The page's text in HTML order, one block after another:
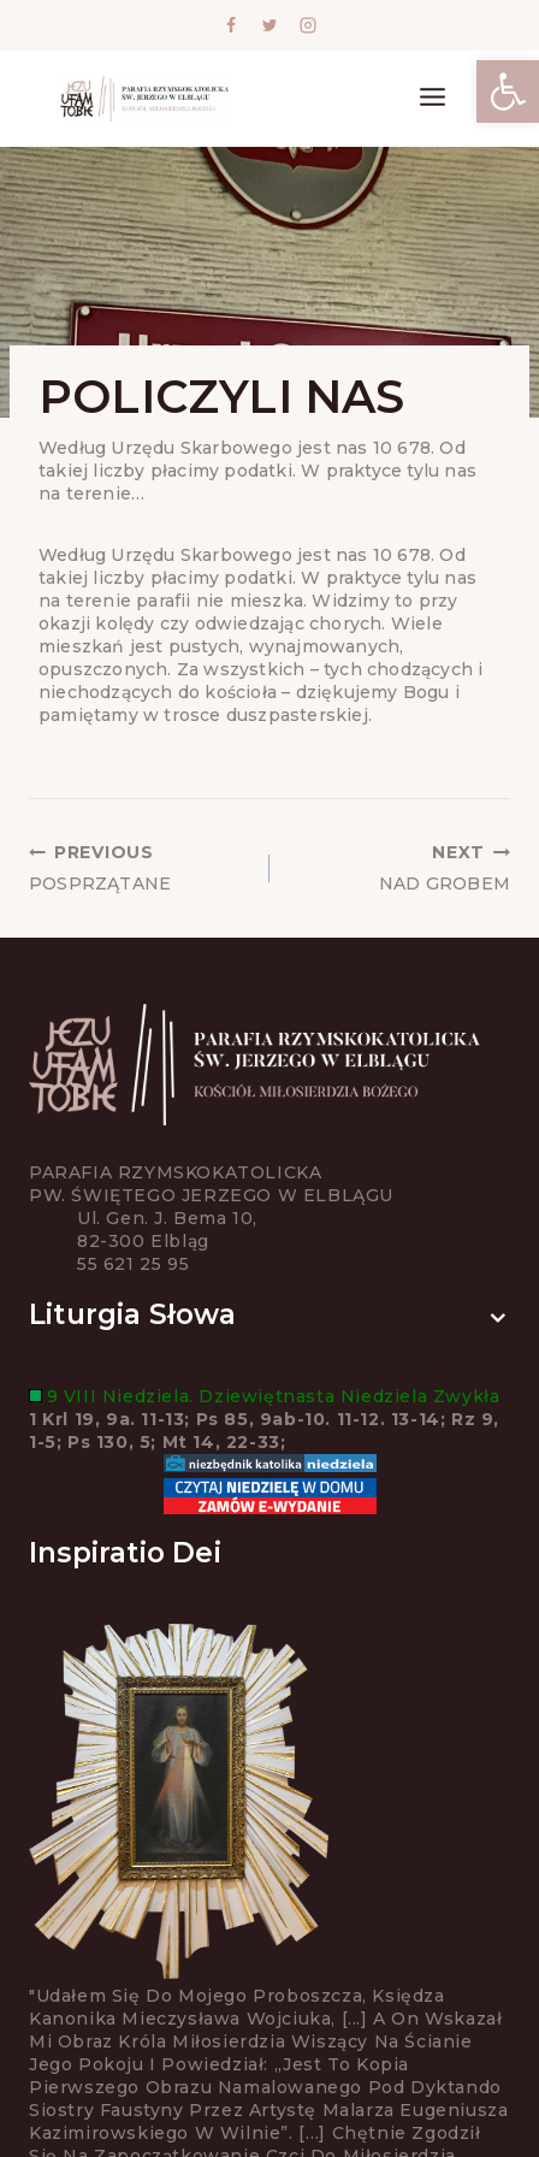
POLICZYLI NAS
Według Urzędu Skarbowego jest nas 10 678. Od
takiej liczby płacimy podatki. W praktyce tylu nas
na terenie…
Według Urzędu Skarbowego jest nas 10 678. Od
takiej liczby płacimy podatki. W praktyce tylu nas
na terenie parafii nie mieszka. Widzimy to przy
okazji kolędy czy odwiedzając chorych. Wiele
mieszkań jest pustych, wynajmowanych,
opuszczonych. Za wszystkich – tych chodzących i
niechodzących do kościoła – dziękujemy Bogu i
pamiętamy w trosce duszpasterskiej.
POST
NAVIGATION
PREVIOUS
POSPRZĄTANE
NEXT
NAD GROBEM
PARAFIA RZYMSKOKATOLICKA
PW. ŚWIĘTEGO JERZEGO W ELBLĄGU
Ul. Gen. J. Bema 10,
82-300 Elbląg
55 621 25 95
Liturgia Słowa
9 VIII Niedziela. Dziewiętnasta Niedziela Zwykła
1 Krl 19, 9a. 11-13; Ps 85, 9ab-10. 11-12. 13-14; Rz 9,
1-5; Ps 130, 5; Mt 14, 22-33;
Inspiratio Dei
"Udałem Się Do Mojego Proboszcza, Księdza
Kanonika Mieczysława Wojciuka, [...] A On Wskazał
Mi Obraz Króla Mi­łosierdzia Wiszący Na Ścianie
Jego Pokoju I Powiedział: „jest To Kopia
Pierwszego Obrazu Namalowanego Pod Dyktando
Siostry Faustyny Przez Artystę Malarza Eugeniusza
Kazimirowskiego W Wilnie”. […] Chętnie Zgodził